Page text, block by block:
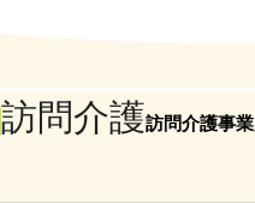
訪問介護訪問介護事